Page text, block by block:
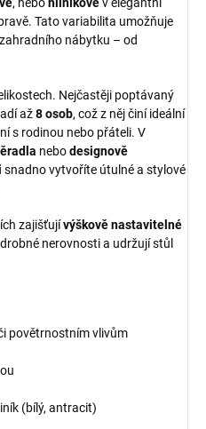
, nebo hliníkovév elegantní
Tato variabilita umožňuje
nábytku – od
Nejčastěji poptávaný
až8 osob, což z něj činí ideální
s rodinou nebo přáteli. V
nebodesignově
snadno vytvoříte útulné a stylové
zajišťujívýškově nastavitelné
nerovnosti a udržují stůl
povětrnostním vlivům
(bílý, antracit)